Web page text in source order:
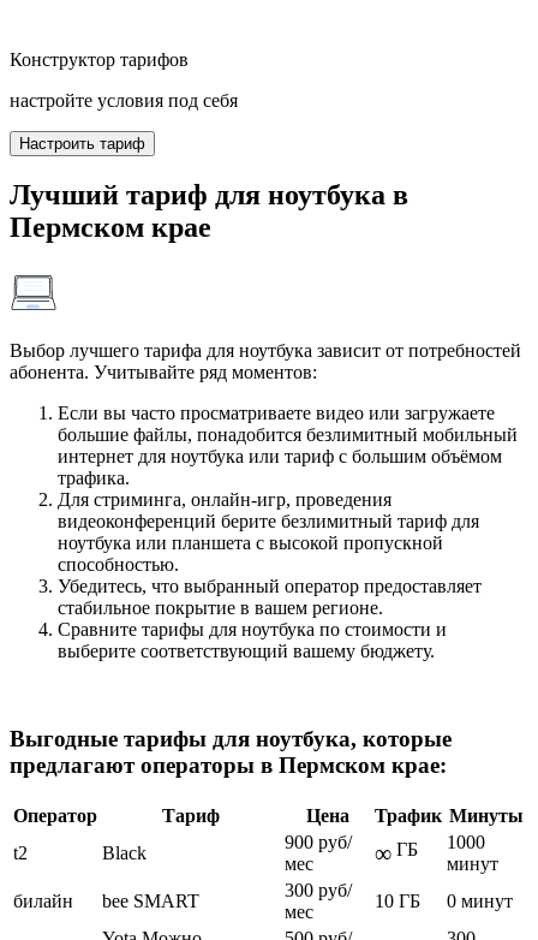
Конструктор тарифов
настройте условия под себя
Настроить тариф
Лучший тариф для ноутбука в
Пермском крае
Выбор лучшего тарифа для ноутбука зависит от потребностей
абонента. Учитывайте ряд моментов:
Если вы часто просматриваете видео или загружаете
большие файлы, понадобится безлимитный мобильный
интернет для ноутбука или тариф с большим объёмом
трафика.
Для стриминга, онлайн-игр, проведения
видеоконференций берите безлимитный тариф для
ноутбука или планшета с высокой пропускной
способностью.
Убедитесь, что выбранный оператор предоставляет
стабильное покрытие в вашем регионе.
Сравните тарифы для ноутбука по стоимости и
выберите соответствующий вашему бюджету.
Выгодные тарифы для ноутбука, которые
предлагают операторы в Пермском крае:
Оператор Тариф Цена Трафик Минуты
t2
Black
900 руб/
мес
∞ ГБ
1000
минут
билайн
bee SMART
300 руб/
мес
10 ГБ 0 минут